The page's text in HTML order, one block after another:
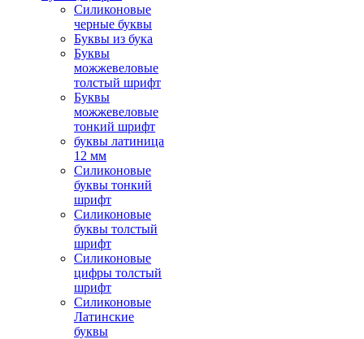
Силиконовые
черные буквы
Буквы из бука
Буквы
можжевеловые
толстый шрифт
Буквы
можжевеловые
тонкий шрифт
буквы латиница
12 мм
Силиконовые
буквы тонкий
шрифт
Силиконовые
буквы толстый
шрифт
Силиконовые
цифры толстый
шрифт
Силиконовые
Латинские
буквы